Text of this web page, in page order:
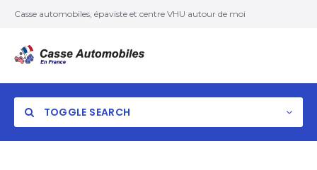
Casse automobiles, épaviste et centre VHU autour de moi
TOGGLE SEARCH